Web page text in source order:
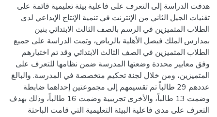
هدفت الدراسة إلى التعرف على فاعلية بيئة تعليمية قائمة على
تقنيات الجيل الثاني من الإنترنت في تنمية الإنتاج الإبداعي لدى
الطلاب المتميزين في الرسم بالصف الثالث الابتدائي بنين
بمدارس الملك فيصل الأهلية بالرياض، وتمت الدراسة على جميع
الطلاب المتميزين في الصف الثالث الابتدائي وقد تم اختيارهم
وفق معايير محددة وضعتها المدرسة ضمن نظامها للتعرف على
المتميزين، ومن خلال لجنة تحكيم متخصصة في المدرسة. والبالغ
عددهم 29 طالباً تم تقسيمهم إلى مجموعتين إحداهما ضابطة
وضمت 13 طالباً، والأخرى تجريبية وضمت 16 طالباً، وذلك بهدف
التعرف على مدى فاعلية البيئة التعليمية التي قامت الباحثة